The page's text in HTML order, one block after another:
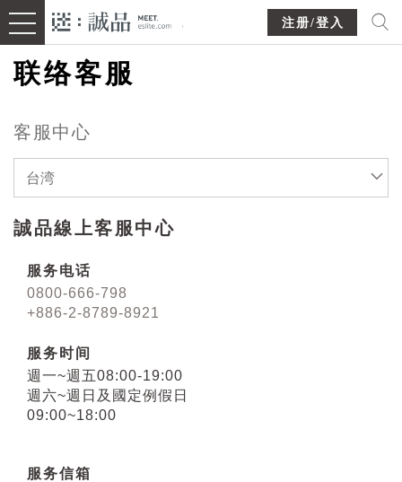
注册/登入
联络客服
客服中心
台湾
誠品線上客服中心
服务电话
0800-666-798
+886-2-8789-8921
服务时间
週一~週五08:00-19:00
週六~週日及國定例假日
09:00~18:00
服务信箱